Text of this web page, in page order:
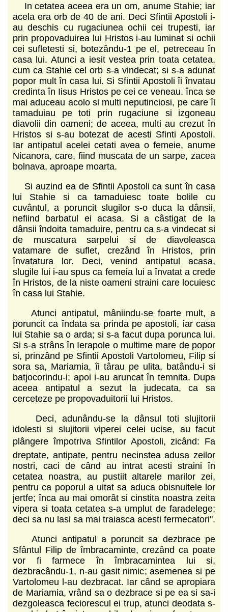
In cetatea aceea era un om, anume Stahie; iar
acela era orb de 40 de ani. Deci Sfintii Apostoli i-
au deschis cu rugaciunea ochii cei trupesti, iar
prin propovaduirea lui Hristos i-au luminat si ochii
cei sufletesti si, botezându-1 pe el, petreceau în
casa lui. Atunci a iesit vestea prin toata cetatea,
cum ca Stahie cel orb s-a vindecat; si s-a adunat
popor mult în casa lui. Si Sfintii Apostoli îi învatau
credinta în Iisus Hristos pe cei ce veneau. înca se
mai aduceau acolo si multi neputinciosi, pe care îi
tamaduiau pe toti prin rugaciune si izgoneau
diavolii din oameni; de aceea, multi au crezut în
Hristos si s-au botezat de acesti Sfinti Apostoli.
Iar antipatul acelei cetati avea o femeie, anume
Nicanora, care, fiind muscata de un sarpe, zacea
bolnava, aproape moarta.
Si auzind ea de Sfintii Apostoli ca sunt în casa
lui Stahie si ca tamaduiesc toate bolile cu
cuvântul, a poruncit slugilor s-o duca la dânsii,
nefiind barbatul ei acasa. Si a câstigat de la
dânsii îndoita tamaduire, pentru ca s-a vindecat si
de muscatura sarpelui si de diavoleasca
vatamare de suflet, crezând în Hristos, prin
învatatura lor. Deci, venind antipatul acasa,
slugile lui i-au spus ca femeia lui a învatat a crede
în Hristos, de la niste oameni straini care locuiesc
în casa lui Stahie.
Atunci antipatul, mâniindu-se foarte mult, a
poruncit ca îndata sa prinda pe apostoli, iar casa
lui Stahie sa o arda; si s-a facut dupa porunca lui.
Si s-a strâns în Ierapole o multime mare de popor
si, prinzând pe Sfintii Apostoli Vartolomeu, Filip si
sora sa, Mariamia, îi târau pe ulita, batându-i si
batjocorindu-i; apoi i-au aruncat în temnita. Dupa
aceea antipatul a sezut la judecata, ca sa
cerceteze pe propovaduitorii lui Hristos.
Deci, adunându-se la dânsul toti slujitorii
idolesti si slujitorii viperei celei ucise, au facut
plângere împotriva Sfintilor Apostoli, zicând: Fa
dreptate, antipate, pentru necinstea adusa zeilor
nostri, caci de când au intrat acesti straini în
cetatea noastra, au pustiit altarele marilor zei,
pentru ca poporul a uitat sa aduca obisnuitele lor
jertfe; înca au mai omorât si cinstita noastra zeita
vipera si toata cetatea s-a umplut de faradelege;
deci sa nu lasi sa mai traiasca acesti fermecatori".
Atunci antipatul a poruncit sa dezbrace pe
Sfântul Filip de îmbracaminte, crezând ca poate
vor fi farmece în îmbracamintea lui si,
dezbracându-1, n-au gasit nimic; asemenea si pe
Vartolomeu l-au dezbracat. Iar când se apropiara
de Mariamia, vrând sa o dezbrace si pe ea si sa-i
dezgoleasca feciorescul ei trup, atunci deodata s-